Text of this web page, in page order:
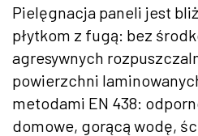
Pielęgnacja paneli jest
płytkom z fugą: bez
agresywnych
powierzchni
metodami EN 438:
domowe, gorącą wodę,